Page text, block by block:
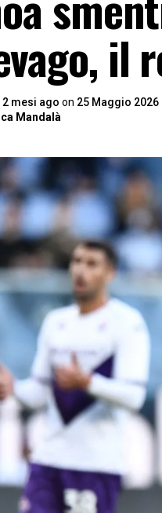
il
2 mesi ago on 25 Maggio 2026
Mandalà